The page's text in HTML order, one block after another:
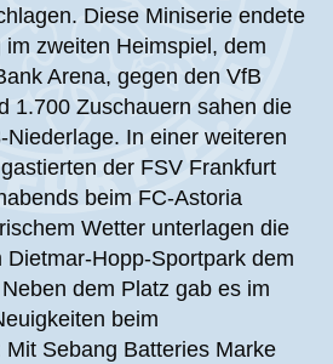
Diese Miniserie endete
zweiten Heimspiel, dem
Arena, gegen den VfB
1.700 Zuschauern sahen die
In einer weiteren
der FSV Frankfurt
beim FC-Astoria
Wetter unterlagen die
Dietmar-Hopp-Sportpark dem
dem Platz gab es im
beim
Sebang Batteries Marke